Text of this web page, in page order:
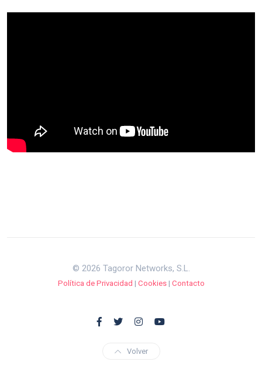
© 2026 Tagoror Networks, S.L.
Política de Privacidad | Cookies| Contacto
Volver